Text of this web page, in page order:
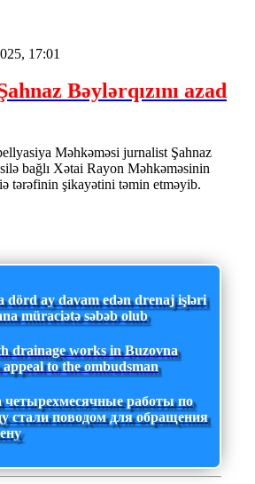
17:01
Bəylərqızını azad
Məhkəməsi jurnalist Şahnaz
bağlı Xətai Rayon Məhkəməsinin
tərəfinin şikayətini təmin etməyib.
dörd ay davam edən drenaj işləri
müraciətə səbəb olub
drainage works in Buzovna
to the ombudsman
четырехмесячные работы по
стали поводом для обращения